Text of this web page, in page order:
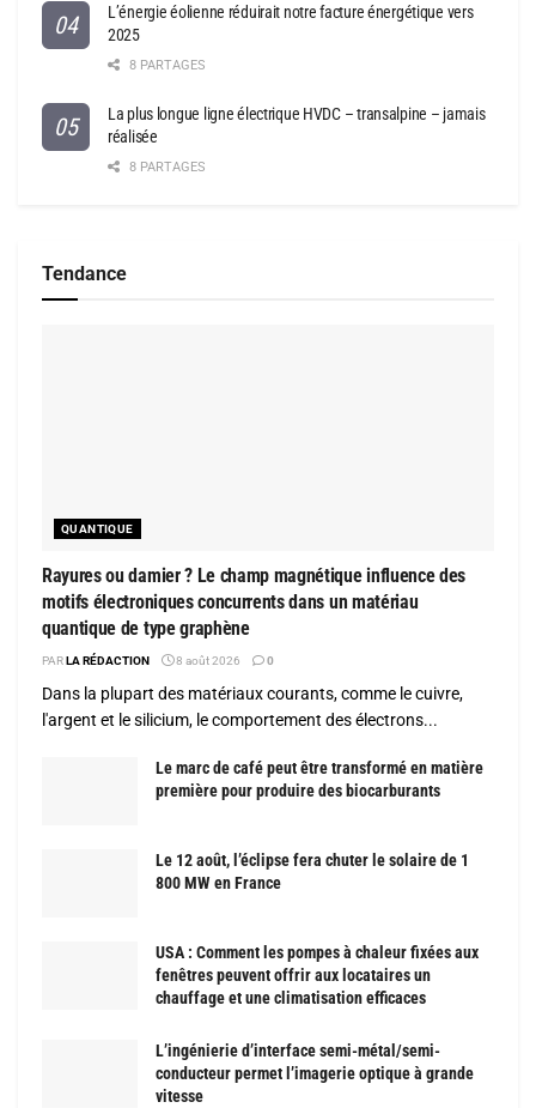
L’énergie éolienne réduirait notre facture énergétique vers
2025
8 PARTAGES
La plus longue ligne électrique HVDC – transalpine – jamais
réalisée
8 PARTAGES
Tendance
QUANTIQUE
Rayures ou damier ? Le champ magnétique influence des
motifs électroniques concurrents dans un matériau
quantique de type graphène
PARLA RÉDACTION 8 août 2026 0
Dans la plupart des matériaux courants, comme le cuivre,
l'argent et le silicium, le comportement des électrons...
Le marc de café peut être transformé en matière
première pour produire des biocarburants
Le 12 août, l’éclipse fera chuter le solaire de 1
800 MW en France
USA : Comment les pompes à chaleur fixées aux
fenêtres peuvent offrir aux locataires un
chauffage et une climatisation efficaces
L’ingénierie d’interface semi-métal/semi-
conducteur permet l’imagerie optique à grande
vitesse